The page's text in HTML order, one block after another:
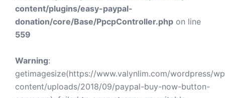
content/plugins/easy-paypal-
donation/core/Base/PpcpController.php on line
559
Warning:
getimagesize(https://www.valynlim.com/wordpress/
content/uploads/2018/09/paypal-buy-now-button-